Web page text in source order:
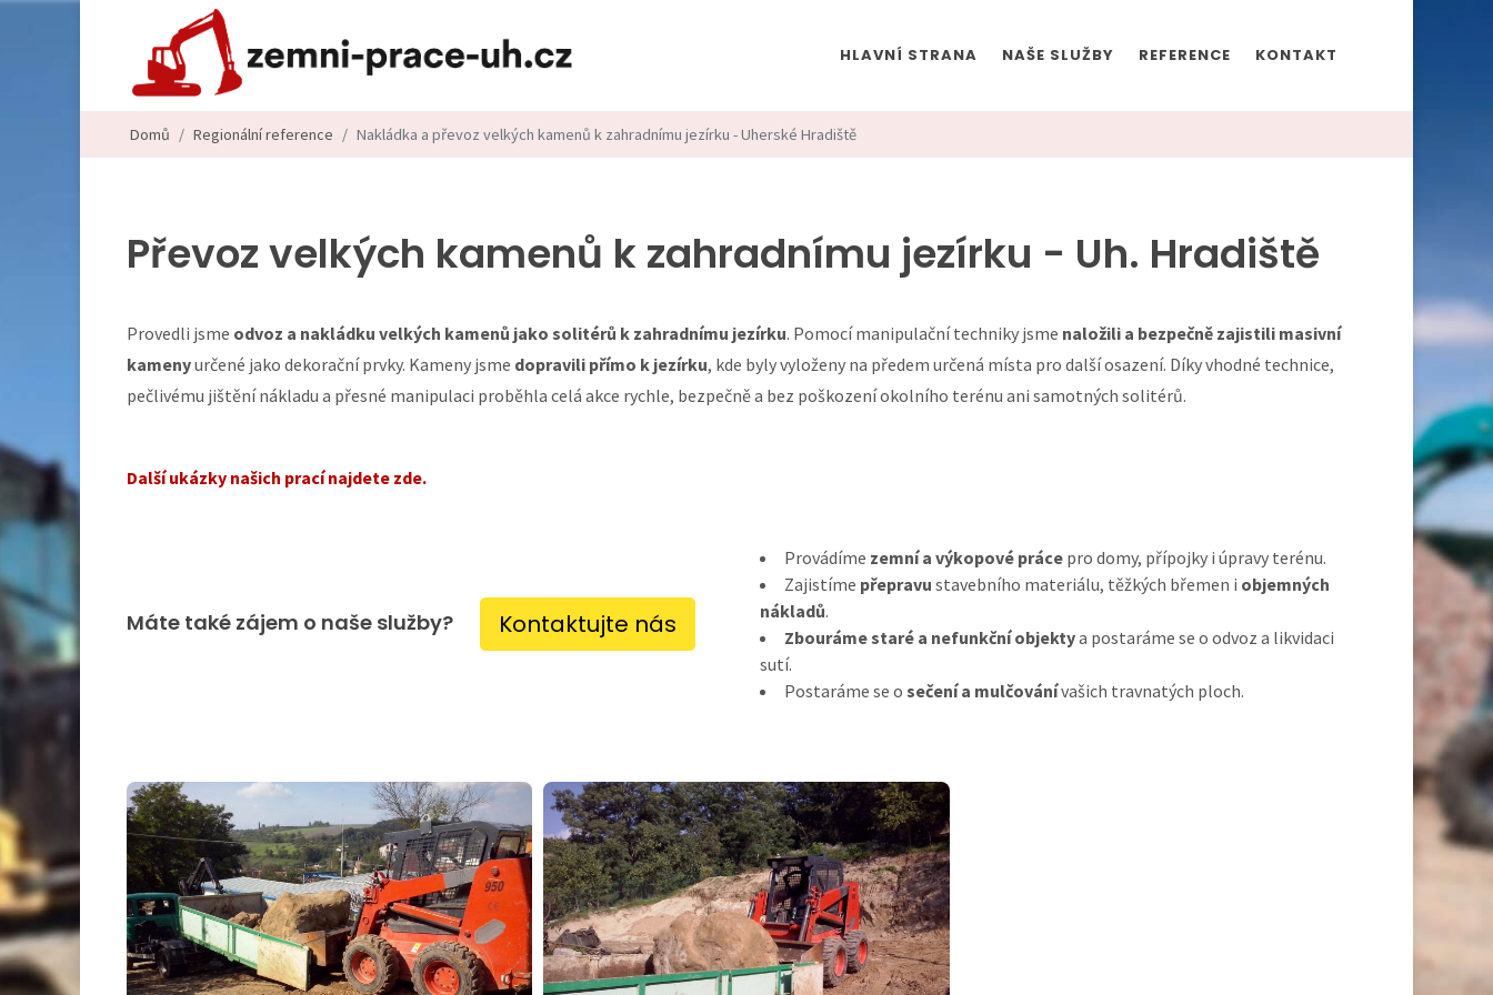
HLAVNÍ STRANA NAŠE SLUŽBY REFERENCE KONTAKT
Domů Regionální reference Nakládka a převoz velkých kamenů k zahradnímu jezírku - Uherské Hradiště
Převoz velkých kamenů k zahradnímu jezírku - Uh. Hradiště
Provedli jsme odvoz a nakládku velkých kamenů jako solitérů k zahradnímu jezírku. Pomocí manipulační techniky jsme naložili a bezpečně zajistili masivní
kamenyurčené jako dekorační prvky. Kameny jsme dopravili přímo k jezírku, kde byly vyloženy na předem určená místa pro další osazení. Díky vhodné technice,
pečlivému jištění nákladu a přesné manipulaci proběhla celá akce rychle, bezpečně a bez poškození okolního terénu ani samotných solitérů.
Další ukázky našich prací najdete zde.
Máte také zájem o naše služby? Kontaktujte nás
Provádíme zemní a výkopové práce pro domy, přípojky i úpravy terénu.
Zajistíme přepravu stavebního materiálu, těžkých břemen i objemných
nákladů.
Zbouráme staré a nefunkční objektya postaráme se o odvoz a likvidaci
sutí.
Postaráme se o sečení a mulčovánívašich travnatých ploch.